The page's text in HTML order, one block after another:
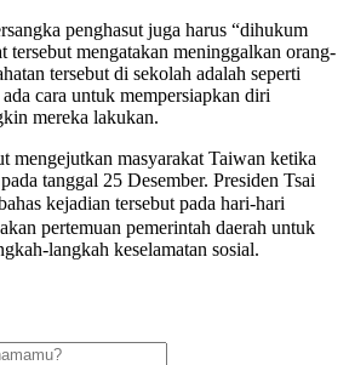
penghasut juga harus “dihukum
tersebut mengatakan meninggalkan orang-
tersebut di sekolah adalah seperti
cara untuk mempersiapkan diri
mereka lakukan.
mengejutkan masyarakat Taiwan ketika
tanggal 25 Desember. Presiden Tsai
kejadian tersebut pada hari-hari
pertemuan pemerintah daerah untuk
langkah keselamatan sosial.